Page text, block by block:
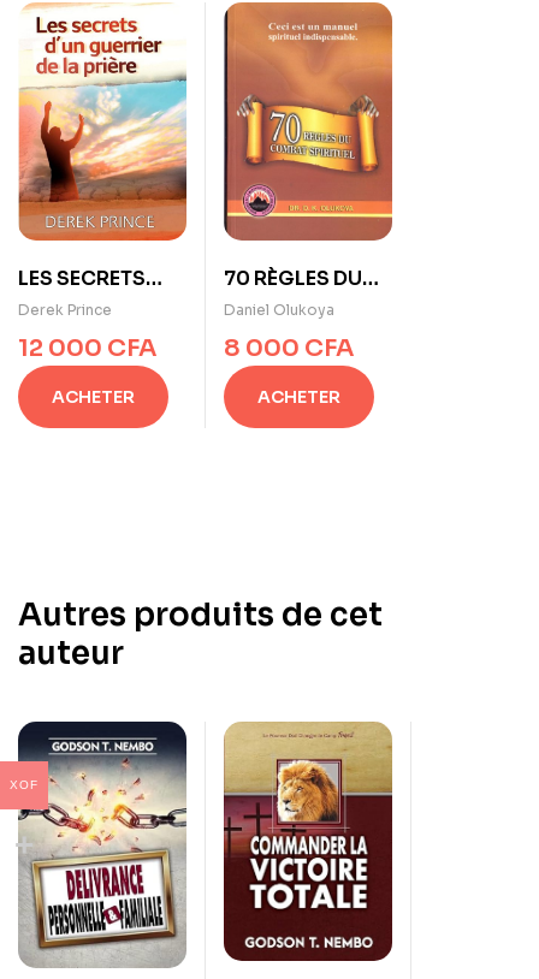
LES SECRETS
D’UN GUERRIER
DE LA PRIÈRE de
Derek Prince
Derek Prince
12 000 CFA
ACHETER
70 RÈGLES DU
COMBAT
SPIRITUEL de D.
K. Olukoya
Daniel Olukoya
8 000 CFA
ACHETER
Autres produits de cet
auteur
XOF